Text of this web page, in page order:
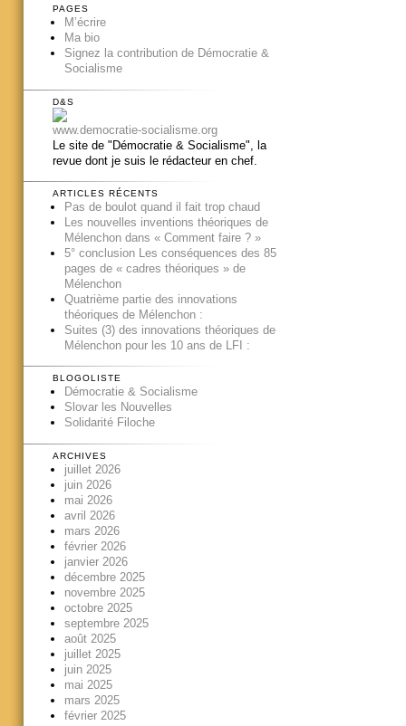
PAGES
M’écrire
Ma bio
Signez la contribution de Démocratie &
Socialisme
D&S
www.democratie-socialisme.org
Le site de "Démocratie & Socialisme", la
revue dont je suis le rédacteur en chef.
ARTICLES RÉCENTS
Pas de boulot quand il fait trop chaud
Les nouvelles inventions théoriques de
Mélenchon dans « Comment faire ? »
5° conclusion Les conséquences des 85
pages de « cadres théoriques » de
Mélenchon
Quatrième partie des innovations
théoriques de Mélenchon :
Suites (3) des innovations théoriques de
Mélenchon pour les 10 ans de LFI :
BLOGOLISTE
Démocratie & Socialisme
Slovar les Nouvelles
Solidarité Filoche
ARCHIVES
juillet 2026
juin 2026
mai 2026
avril 2026
mars 2026
février 2026
janvier 2026
décembre 2025
novembre 2025
octobre 2025
septembre 2025
août 2025
juillet 2025
juin 2025
mai 2025
mars 2025
février 2025